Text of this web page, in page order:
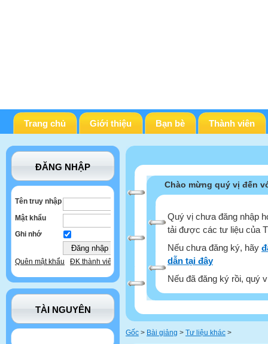
Trang chủ Giới thiệu Bạn bè Thành viên
ĐĂNG NHẬP
Tên truy nhập
Mật khẩu
Ghi nhớ
Quên mật khẩu ĐK thành viên
TÀI NGUYÊN
Chào mừng quý vị đến
Quý vị chưa đăng nhập
tải được các tư liệu của
Nếu chưa đăng ký, hãy
dẫn tại đây
Nếu đã đăng ký rồi, quý
Gốc > Bài giảng > Tư liệu khác >